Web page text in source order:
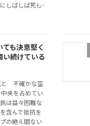
しばしば死――し
も決意堅く
い続けている
不確かな空
央を占めてい
は益々困難な
含んで抵抗を
の絶え間ない